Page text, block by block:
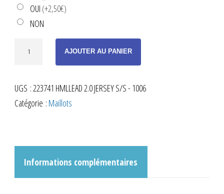
OUI (+2,50€)
NON
D'ENTRAÎNEMENT
NOIR
AJOUTER AU PANIER
UGS : 223741 HMLLEAD 2.0 JERSEY S/S - 1006
Catégorie : Maillots
Informations complémentaires